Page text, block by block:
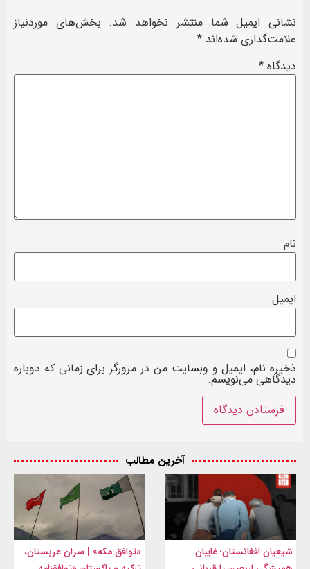
نشانی ایمیل شما منتشر نخواهد شد. بخش‌های موردنیاز
علامت‌گذاری شده‌اند *
دیدگاه *
نام
ایمیل
ذخیره نام، ایمیل و وبسایت من در مرورگر برای زمانی که دوباره
دیدگاهی می‌نویسم.
آخرین مطالب
شیعیان افغانستان؛ غایبان
«توافق مکه» | سران عربستان،